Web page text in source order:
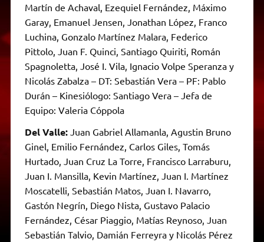
Martín de Achaval, Ezequiel Fernández, Máximo
Garay, Emanuel Jensen, Jonathan López, Franco
Luchina, Gonzalo Martínez Malara, Federico
Pittolo, Juan F. Quinci, Santiago Quiriti, Román
Spagnoletta, José I. Vila, Ignacio Volpe Speranza y
Nicolás Zabalza – DT: Sebastián Vera – PF: Pablo
Durán – Kinesiólogo: Santiago Vera – Jefa de
Equipo: Valeria Cóppola
Del Valle:Juan Gabriel Allamanla, Agustin Bruno
Ginel, Emilio Fernández, Carlos Giles, Tomás
Hurtado, Juan Cruz La Torre, Francisco Larraburu,
Juan I. Mansilla, Kevin Martínez, Juan I. Martínez
Moscatelli, Sebastián Matos, Juan I. Navarro,
Gastón Negrín, Diego Nista, Gustavo Palacio
Fernández, César Piaggio, Matías Reynoso, Juan
Sebastián Talvio, Damián Ferreyra y Nicolás Pérez